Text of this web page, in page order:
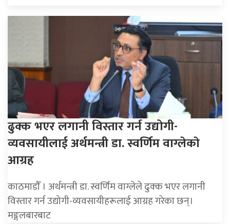
ढुक्क भएर लगानी विस्तार गर्न उद्योगी-
व्यवसायीलाई अर्थमन्त्री डा. स्वर्णिम वाग्लेकाे
आग्रह
काठमाडाैँ । अर्थमन्त्री डा. स्वर्णिम वाग्लेले ढुक्क भएर लगानी
विस्तार गर्न उद्योगी-व्यवसायीहरूलाई आग्रह गरेका छन्।
मङ्गलबारबाट